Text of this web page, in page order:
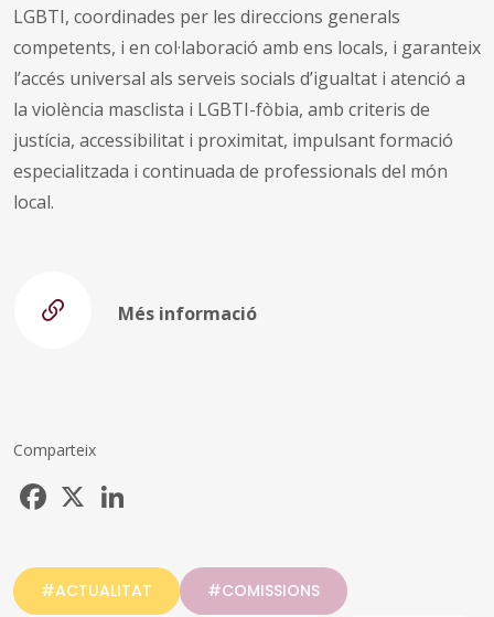
LGBTI, coordinades per les direccions generals
competents, i en col·laboració amb ens locals, i garanteix
l’accés universal als serveis socials d’igualtat i atenció a
la violència masclista i LGBTI-fòbia, amb criteris de
justícia, accessibilitat i proximitat, impulsant formació
especialitzada i continuada de professionals del món
local.
Més informació
Comparteix
Facebook
#ACTUALITAT #COMISSIONS